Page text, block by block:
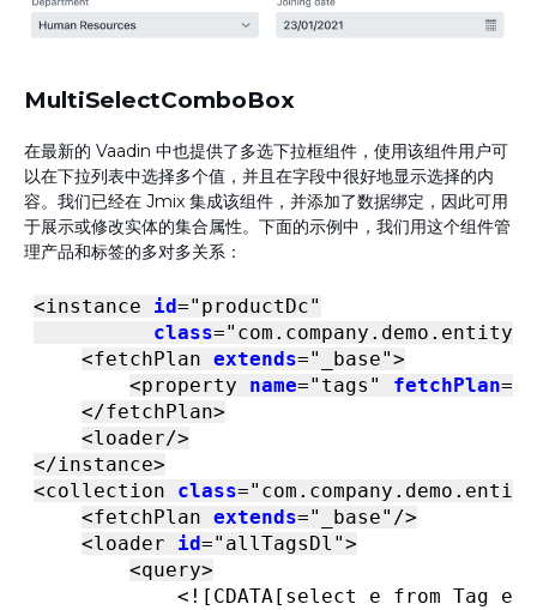
MultiSelectComboBox
在最新的 Vaadin 中也提供了多选下拉框组件，使用该组件用户可
以在下拉列表中选择多个值，并且在字段中很好地显示选择的内
容。我们已经在 Jmix 集成该组件，并添加了数据绑定，因此可用
于展示或修改实体的集合属性。下面的示例中，我们用这个组件管
理产品和标签的多对多关系：
<instance id="productDc"
class=
<fetchPlan extends="_base">
<property name="tags" fetchPlan=
</fetchPlan>
<loader/>
</instance>
<collection class=
<fetchPlan extends="_base" />
<loader id="allTagsDl">
<query>
<![CDATA[select e from Tag